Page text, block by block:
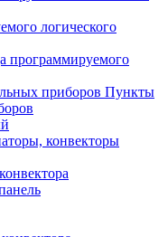
логического
программируемого
Пункты
конвекторы